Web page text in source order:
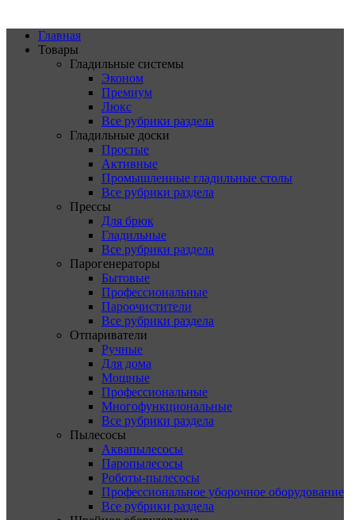
Главная
Товары
Гладильные системы
Эконом
Премиум
Люкс
Все рубрики раздела
Гладильные доски
Простые
Активные
Промышленные гладильные столы
Все рубрики раздела
Прессы
Для брюк
Гладильные
Все рубрики раздела
Парогенераторы
Бытовые
Профессиональные
Пароочистители
Все рубрики раздела
Отпариватели
Ручные
Для дома
Мощные
Профессиональные
Многофункциональные
Все рубрики раздела
Пылесосы
Аквапылесосы
Паропылесосы
Роботы-пылесосы
Профессиональное уборочное оборудование
Все рубрики раздела